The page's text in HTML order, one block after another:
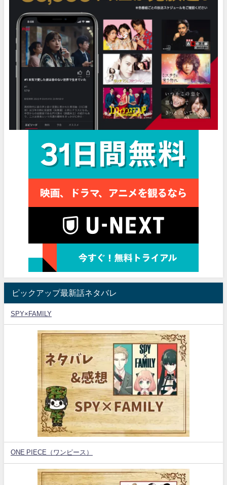
ピックアップ最新話ネタバレ
SPY×FAMILY
ONE PIECE（ワンピース）